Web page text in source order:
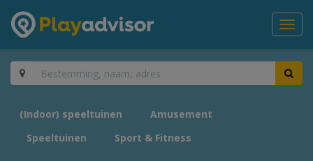
(Indoor) speeltuinen
Amusement
Speeltuinen
Sport & Fitness